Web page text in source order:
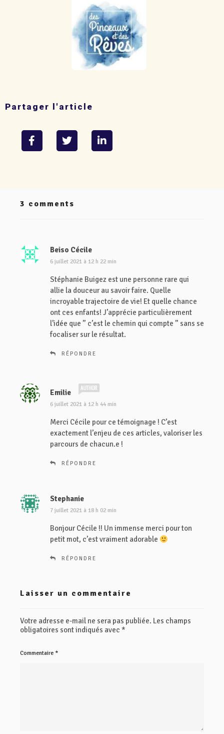
Partager l'article
3 comments
Beiso Cécile
i
:
6 juillet 2021 à 12 h 22 min
Stéphanie Buigez est une personne rare qui
allie la douceur au savoir faire. Quelle
incroyable trajectoire de vie! Et quelle chance
ont ces enfants! J’apprécie particulièrement
l’idée que ” c’est le chemin qui compte ” sans se
focaliser sur le résultat.
RÉPONDRE
Emilie
i
:
6 juillet 2021 à 12 h 44 min
Merci Cécile pour ce témoignage ! C’est
exactement l’enjeu de ces articles, valoriser les
parcours de chacun.e !
RÉPONDRE
Stephanie
i
:
7 juillet 2021 à 18 h 02 min
Bonjour Cécile !! Un immense merci pour ton
petit mot, c’est vraiment adorable
RÉPONDRE
Laisser un commentaire
Votre adresse e-mail ne sera pas publiée. Les champs
obligatoires sont indiqués avec *
Commentaire *